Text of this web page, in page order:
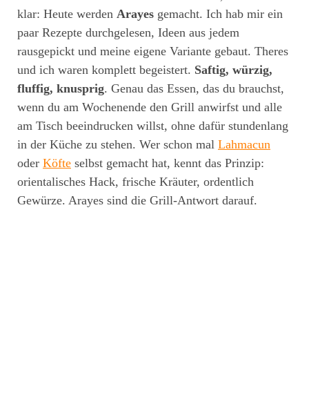
klar: Heute werden Arayes gemacht. Ich hab mir ein
paar Rezepte durchgelesen, Ideen aus jedem
rausgepickt und meine eigene Variante gebaut. Theres
und ich waren komplett begeistert. Saftig, würzig,
fluffig, knusprig. Genau das Essen, das du brauchst,
wenn du am Wochenende den Grill anwirfst und alle
am Tisch beeindrucken willst, ohne dafür stundenlang
in der Küche zu stehen. Wer schon mal Lahmacun
oder Köfte selbst gemacht hat, kennt das Prinzip:
orientalisches Hack, frische Kräuter, ordentlich
Gewürze. Arayes sind die Grill-Antwort darauf.